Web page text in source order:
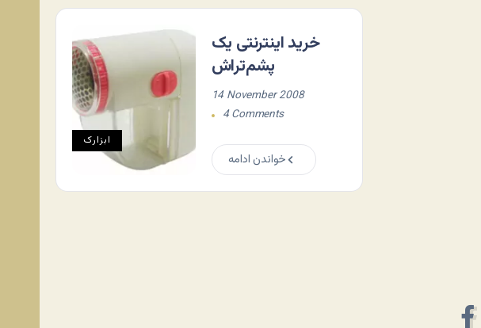
ابزارک
خرید اینترنتی یک
پشم‌تراش
14 November 2008
4 Comments
خواندن ادامه